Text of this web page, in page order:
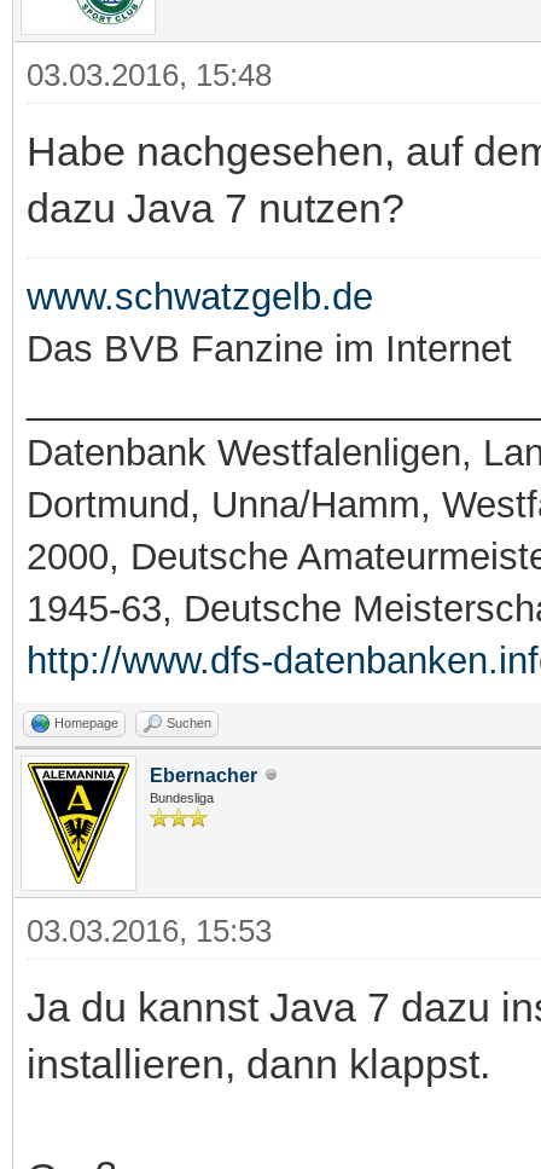
03.03.2016, 15:48
Habe nachgesehen, auf
dazu Java 7 nutzen?
www.schwatzgelb.de
Das BVB Fanzine im Internet
Datenbank Westfalenligen,
Dortmund, Unna/Hamm,
2000, Deutsche
1945-63, Deutsche
http://www.dfs-
Homepage Suchen
Ebernacher
Bundesliga
03.03.2016, 15:53
Ja du kannst Java 7 dazu
installieren, dann klappst.